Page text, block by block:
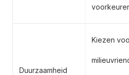
Duurzaamheid
Kiezen